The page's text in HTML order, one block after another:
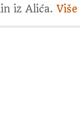
iz Alića. Više